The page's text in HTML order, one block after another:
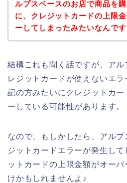
ルプスベースのお店で商品を
に、クレジットカードの上限
ーしてしまったみたいなんで
結構これも聞く話ですが、アル
レジットカードが使えないエ
記の方みたいにクレジットカ
ーしている可能性があります。
なので、もしかしたら、アル
ジットカードエラーが発生し
ットカードの上限金額がオー
けかもしれませんよ♪